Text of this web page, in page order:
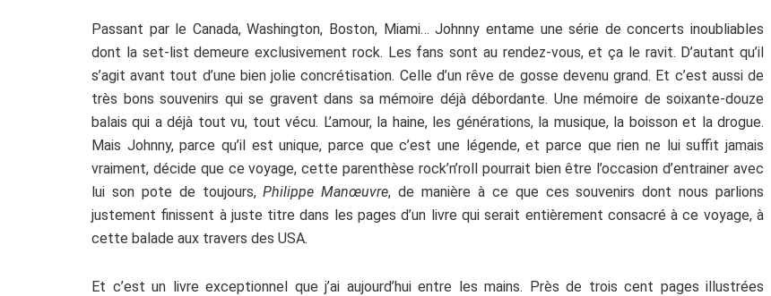
Passant par le Canada, Washington, Boston, Miami… Johnny entame une série de concerts inoubliables
dont la set-list demeure exclusivement rock. Les fans sont au rendez-vous, et ça le ravit. D’autant qu’il
s’agit avant tout d’une bien jolie concrétisation. Celle d’un rêve de gosse devenu grand. Et c’est aussi de
très bons souvenirs qui se gravent dans sa mémoire déjà débordante. Une mémoire de soixante-douze
balais qui a déjà tout vu, tout vécu. L’amour, la haine, les générations, la musique, la boisson et la drogue.
Mais Johnny, parce qu’il est unique, parce que c’est une légende, et parce que rien ne lui suffit jamais
vraiment, décide que ce voyage, cette parenthèse rock’n’roll pourrait bien être l’occasion d’entrainer avec
lui son pote de toujours,Philippe Manœuvre, de manière à ce que ces souvenirs dont nous parlions
justement finissent à juste titre dans les pages d’un livre qui serait entièrement consacré à ce voyage, à
cette balade aux travers des USA.
Et c’est un livre exceptionnel que j’ai aujourd’hui entre les mains. Près de trois cent pages illustrées